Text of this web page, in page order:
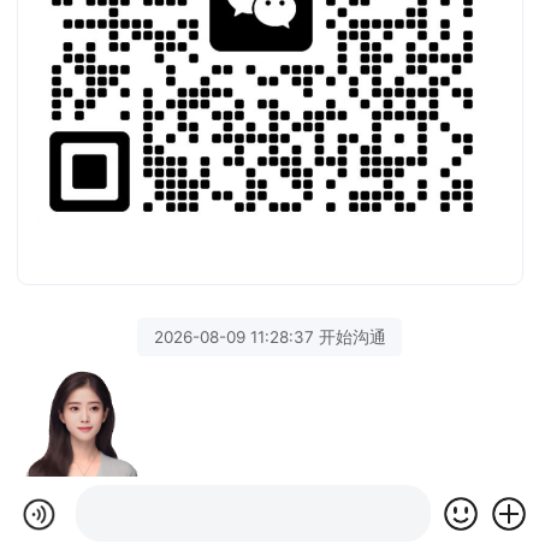
2026-08-09 11:28:37 开始沟通